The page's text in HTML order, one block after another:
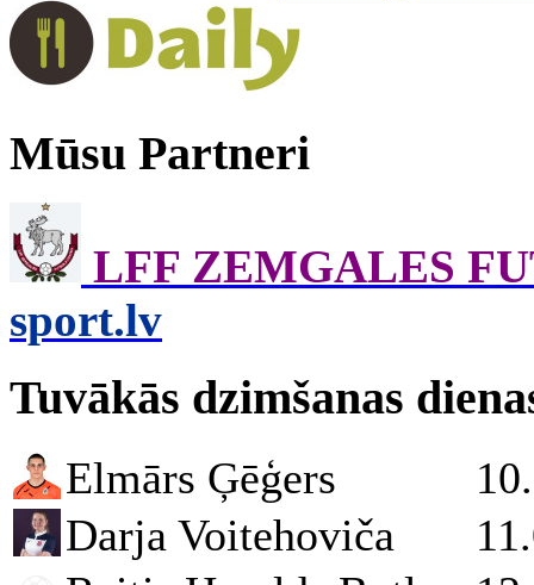
Mūsu Partneri
LFF ZEMGALES
sport.lv
Tuvākās dzimšanas
Elmārs Ģēģers
Darja Voitehoviča